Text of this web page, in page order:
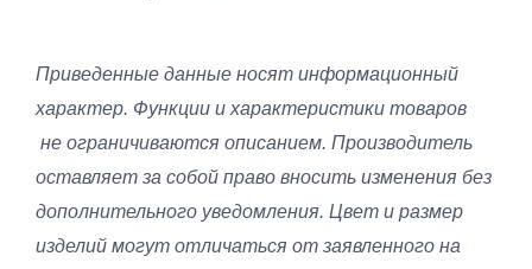
Приведенные данные носят информационный
характер. Функции и характеристики товаров
не ограничиваются описанием. Производитель
оставляет за собой право вносить изменения без
дополнительного уведомления. Цвет и размер
изделий могут отличаться от заявленного на